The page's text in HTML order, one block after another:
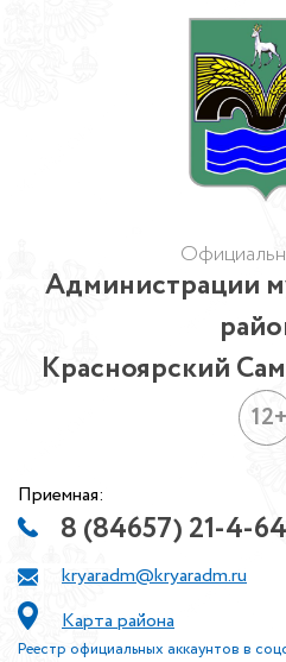
Администрации
Красноярский
12+
Приемная:
8 (84657) 21-4-64
kryaradm@kryaradm.ru
Карта района
Реестр официальных аккаунтов в